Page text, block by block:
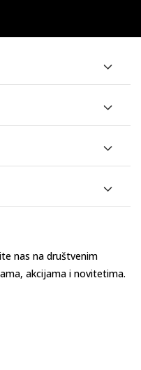
nas na društvenim
akcijama i novitetima.